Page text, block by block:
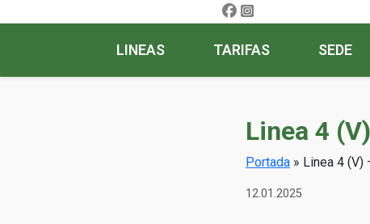
LINEAS TARIFAS SEDE
Linea 4
Portada » Linea 4 (V)
12.01.2025